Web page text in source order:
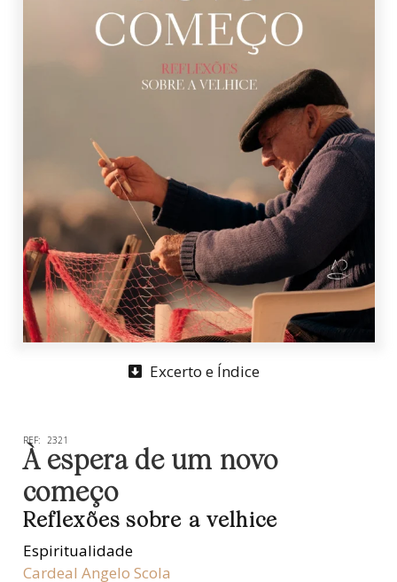
Excerto e Índice
REF: 2321
À espera de um novo
começo
Reflexões sobre a velhice
Espiritualidade
Cardeal Angelo Scola